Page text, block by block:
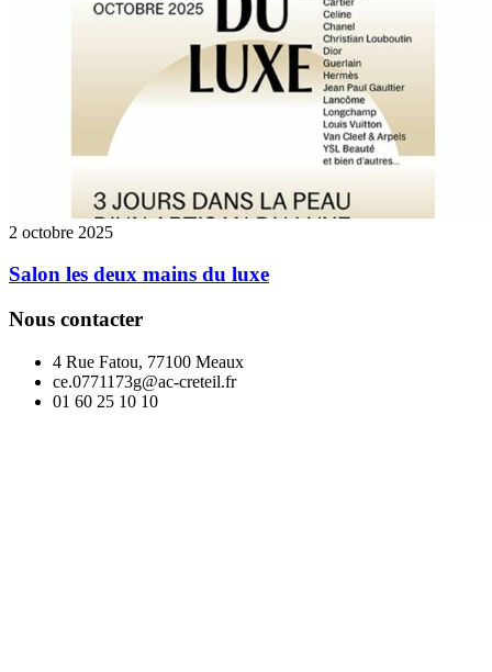
2 octobre 2025
Salon les deux mains du luxe
Nous contacter
4 Rue Fatou, 77100 Meaux
ce.0771173g@ac-creteil.fr
01 60 25 10 10